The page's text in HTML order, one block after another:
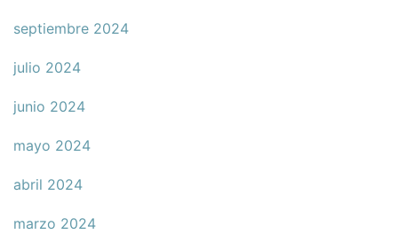
septiembre 2024
julio 2024
junio 2024
mayo 2024
abril 2024
marzo 2024